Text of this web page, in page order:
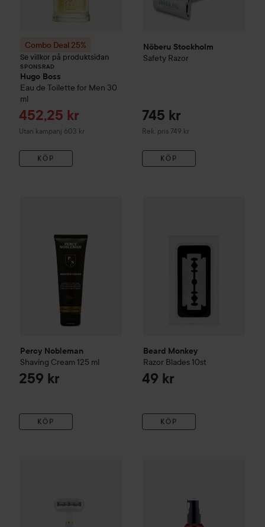
Combo Deal 25%
Se villkor på produktsidan
SPONSRAD
Hugo Boss
Eau de Toilette for Men 30
ml
Reapris
452,25 kr
Utan kampanj 603 kr
KÖP
Nõberu Stockholm
Safety Razor
745 kr
Rek. pris 749 kr
Rekommenderat pris 749 kr
KÖP
Percy Nobleman
Shaving Cream 125 ml
259 kr
KÖP
Beard Monkey
Razor Blades 10st
49 kr
KÖP